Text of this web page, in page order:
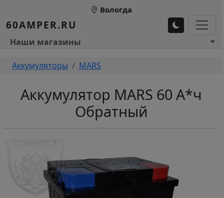
Перейти к основному содержанию
Вологда
60AMPER.RU
Основное меню 1
Наши магазины
Строка навигации
Аккумуляторы MARS
Аккумулятор MARS 60 А*ч
Обратный